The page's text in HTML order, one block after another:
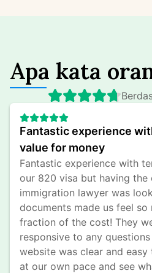
Apa kata
Fantastic experience
value for money
Fantastic experience with
our 820 visa but having the
immigration lawyer was
documents made us feel
fraction of the cost! They
responsive to any
website was clear and easy
at our own pace and see